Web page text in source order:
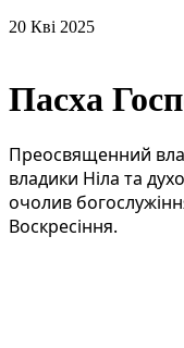
20 Кві 2025
Пасха
Преосвященний
владики Ніла та
очолив
Воскресіння.